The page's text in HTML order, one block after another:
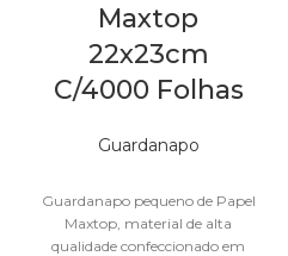
Maxtop
22x23cm
C/4000 Folhas
Guardanapo
Guardanapo pequeno de Papel
Maxtop, material de alta
qualidade confeccionado em